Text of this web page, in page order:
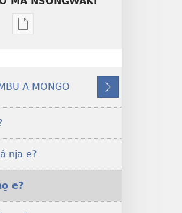
Mpo̱so̱ko
kalati
bukate̱
NJONGO
A
BETATEDI
A MONGO
DI
BUPE̱
nja e?
e?